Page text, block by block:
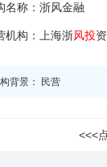
名称： 浙风金融
机构：上海浙风投
背景： 民营
<<<